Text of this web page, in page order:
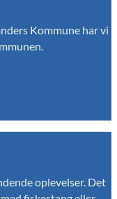
Kommune har vi
oplevelser. Det